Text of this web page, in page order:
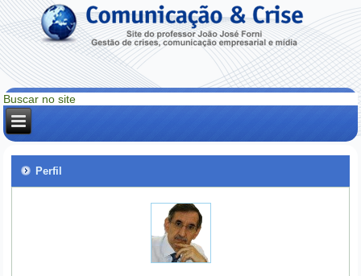
Perfil